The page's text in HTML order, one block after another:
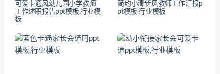
可爱卡通风幼儿园小学教师
工作述职报告ppt模板,行业模
板
简约小清新风教师工作汇报p
pt模板,行业模板